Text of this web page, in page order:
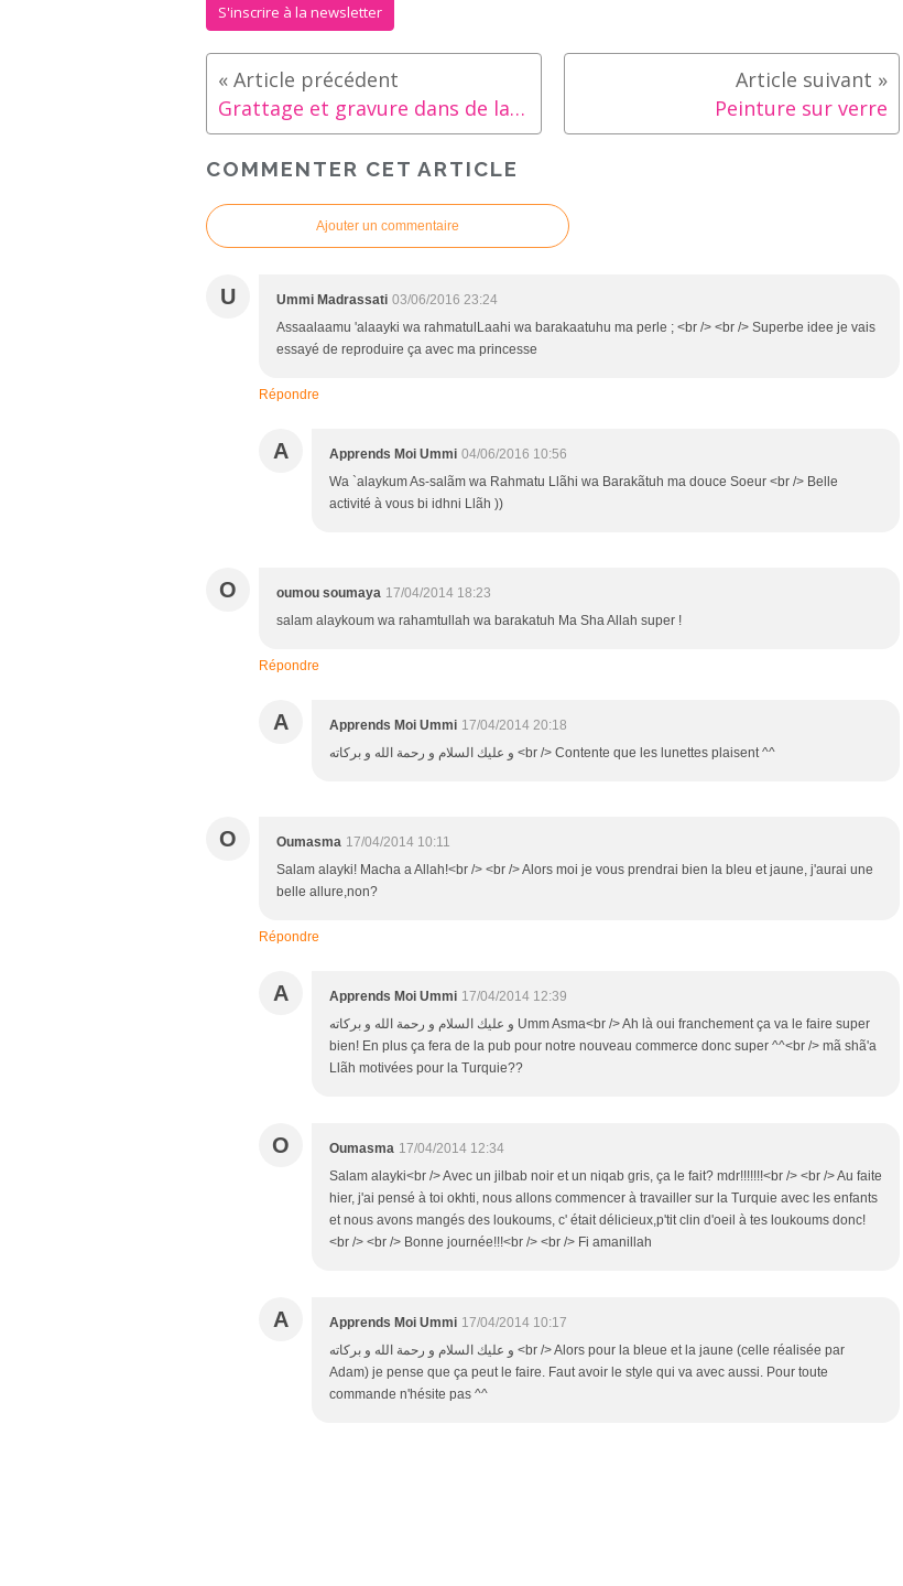
S'inscrire à la newsletter
Grattage et gravure dans de la craie Peinture sur verre
COMMENTER CET ARTICLE
Ajouter un commentaire
U Ummi Madrassati 03/06/2016 23:24
Assaalaamu 'alaayki wa rahmatulLaahi wa barakaatuhu ma perle ; <br /> <br /> Superbe idee je vais
essayé de reproduire ça avec ma princesse
Répondre
A Apprends Moi Ummi 04/06/2016 10:56
Wa `alaykum As-salãm wa Rahmatu Llãhi wa Barakãtuh ma douce Soeur <br /> Belle
activité à vous bi idhni Llãh ))
O oumou soumaya 17/04/2014 18:23
salam alaykoum wa rahamtullah wa barakatuh Ma Sha Allah super !
Répondre
A Apprends Moi Ummi 17/04/2014 20:18
و عليك السلام و رحمة الله و بركاته <br /> Contente que les lunettes plaisent ^^
O Oumasma 17/04/2014 10:11
Salam alayki! Macha a Allah!<br /> <br /> Alors moi je vous prendrai bien la bleu et jaune, j'aurai une
belle allure,non?
Répondre
A Apprends Moi Ummi 17/04/2014 12:39
و عليك السلام و رحمة الله و بركاته Umm Asma<br /> Ah là oui franchement ça va le faire super
bien! En plus ça fera de la pub pour notre nouveau commerce donc super ^^<br /> mã shã'a
Llãh motivées pour la Turquie??
O Oumasma 17/04/2014 12:34
Salam alayki<br /> Avec un jilbab noir et un niqab gris, ça le fait? mdr!!!!!!!<br /> <br /> Au faite
hier, j'ai pensé à toi okhti, nous allons commencer à travailler sur la Turquie avec les enfants
et nous avons mangés des loukoums, c' était délicieux,p'tit clin d'oeil à tes loukoums donc!
<br /> <br /> Bonne journée!!!<br /> <br /> Fi amanillah
A Apprends Moi Ummi 17/04/2014 10:17
و عليك السلام و رحمة الله و بركاته <br /> Alors pour la bleue et la jaune (celle réalisée par
Adam) je pense que ça peut le faire. Faut avoir le style qui va avec aussi. Pour toute
commande n'hésite pas ^^